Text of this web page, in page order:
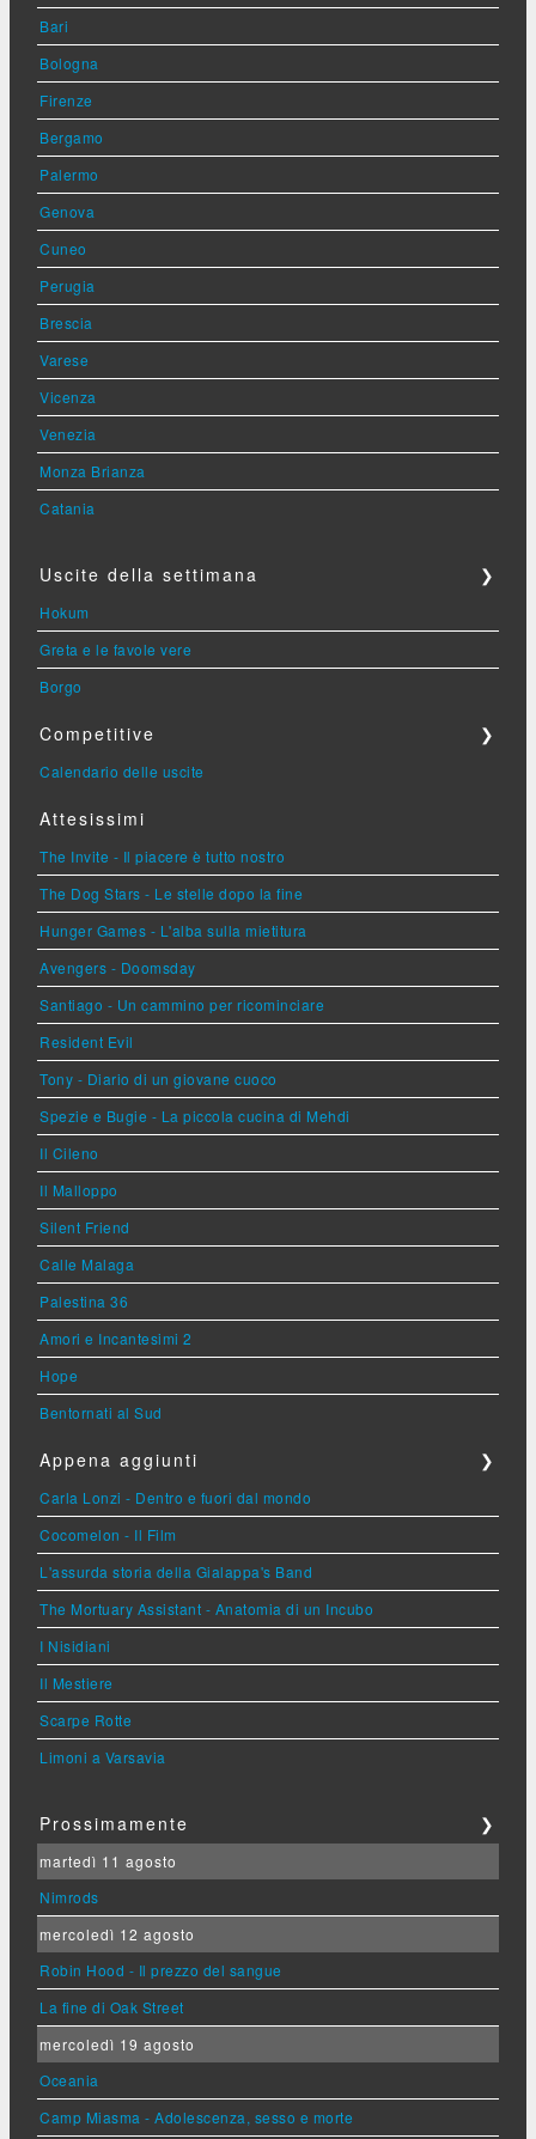
Bari
Bologna
Firenze
Bergamo
Palermo
Genova
Cuneo
Perugia
Brescia
Varese
Vicenza
Venezia
Monza Brianza
Catania
Uscite della settimana ❯
Hokum
Greta e le favole vere
Borgo
Competitive ❯
Calendario delle uscite
Attesissimi
The Invite - Il piacere è tutto nostro
The Dog Stars - Le stelle dopo la fine
Hunger Games - L'alba sulla mietitura
Avengers - Doomsday
Santiago - Un cammino per ricominciare
Resident Evil
Tony - Diario di un giovane cuoco
Spezie e Bugie - La piccola cucina di Mehdi
Il Cileno
Il Malloppo
Silent Friend
Calle Malaga
Palestina 36
Amori e Incantesimi 2
Hope
Bentornati al Sud
Appena aggiunti ❯
Carla Lonzi - Dentro e fuori dal mondo
Cocomelon - Il Film
L'assurda storia della Gialappa's Band
The Mortuary Assistant - Anatomia di un Incubo
I Nisidiani
Il Mestiere
Scarpe Rotte
Limoni a Varsavia
Prossimamente ❯
martedì 11 agosto
Nimrods
mercoledì 12 agosto
Robin Hood - Il prezzo del sangue
La fine di Oak Street
mercoledì 19 agosto
Oceania
Camp Miasma - Adolescenza, sesso e morte